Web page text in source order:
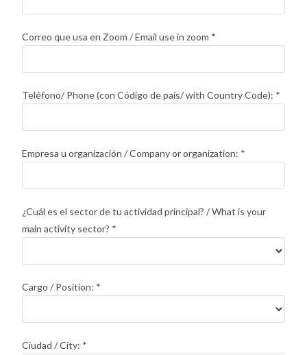
Correo que usa en Zoom / Email use in zoom *
Teléfono/ Phone (con Código de país/ with Country Code): *
Empresa u organización / Company or organization: *
¿Cuál es el sector de tu actividad principal? / What is your
main activity sector? *
Cargo / Position: *
Ciudad / City: *